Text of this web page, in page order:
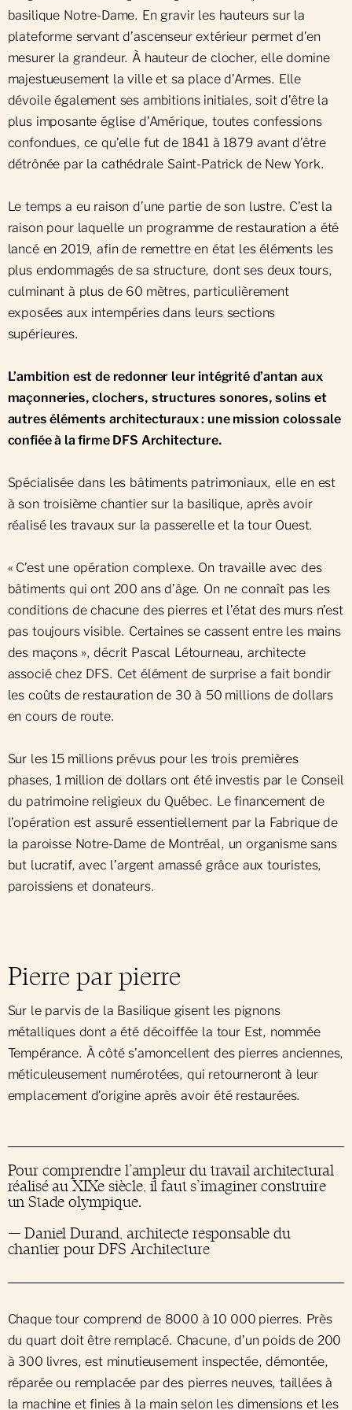
basilique Notre-Dame. En gravir les hauteurs sur la
plateforme servant d’ascenseur extérieur permet d’en
mesurer la grandeur. À hauteur de clocher, elle domine
majestueusement la ville et sa place d’Armes. Elle
dévoile également ses ambitions initiales, soit d’être la
plus imposante église d’Amérique, toutes confessions
confondues, ce qu’elle fut de 1841 à 1879 avant d’être
détrônée par la cathédrale Saint-Patrick de New York.
Le temps a eu raison d’une partie de son lustre. C’est la
raison pour laquelle un programme de restauration a été
lancé en 2019, afin de remettre en état les éléments les
plus endommagés de sa structure, dont ses deux tours,
culminant à plus de 60 mètres, particulièrement
exposées aux intempéries dans leurs sections
supérieures.
L’ambition est de redonner leur intégrité d’antan aux
maçonneries, clochers, structures sonores, solins et
autres éléments architecturaux : une mission colossale
confiée à la firme DFS Architecture.
Spécialisée dans les bâtiments patrimoniaux, elle en est
à son troisième chantier sur la basilique, après avoir
réalisé les travaux sur la passerelle et la tour Ouest.
« C’est une opération complexe. On travaille avec des
bâtiments qui ont 200 ans d’âge. On ne connaît pas les
conditions de chacune des pierres et l’état des murs n’est
pas toujours visible. Certaines se cassent entre les mains
des maçons », décrit Pascal Létourneau, architecte
associé chez DFS. Cet élément de surprise a fait bondir
les coûts de restauration de 30 à 50 millions de dollars
en cours de route.
Sur les 15 millions prévus pour les trois premières
phases, 1 million de dollars ont été investis par le Conseil
du patrimoine religieux du Québec. Le financement de
l’opération est assuré essentiellement par la Fabrique de
la paroisse Notre-Dame de Montréal, un organisme sans
but lucratif, avec l’argent amassé grâce aux touristes,
paroissiens et donateurs.
Pierre par pierre
Sur le parvis de la Basilique gisent les pignons
métalliques dont a été décoiffée la tour Est, nommée
Tempérance. À côté s’amoncellent des pierres anciennes,
méticuleusement numérotées, qui retourneront à leur
emplacement d’origine après avoir été restaurées.
Pour comprendre l’ampleur du travail architectural
réalisé au XIXe siècle, il faut s’imaginer construire
un Stade olympique.
— Daniel Durand, architecte responsable du
chantier pour DFS Architecture
Chaque tour comprend de 8000 à 10 000 pierres. Près
du quart doit être remplacé. Chacune, d’un poids de 200
à 300 livres, est minutieusement inspectée, démontée,
réparée ou remplacée par des pierres neuves, taillées à
la machine et finies à la main selon les dimensions et les